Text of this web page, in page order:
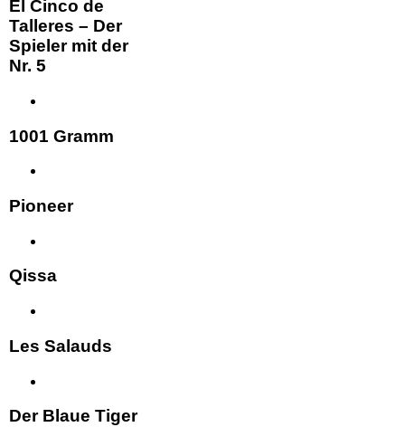
El Cinco de
Talleres – Der
Spieler mit der
Nr. 5
1001 Gramm
Pioneer
Qissa
Les Salauds
Der Blaue Tiger